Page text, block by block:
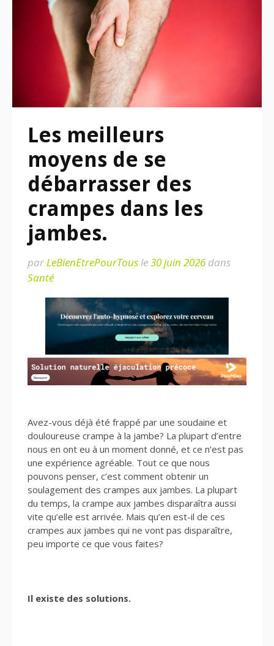
Les meilleurs
moyens de se
débarrasser des
crampes dans les
jambes.
parLeBienEtrePourTousle30 juin 2026dans
Santé
Avez-vous déjà été frappé par une soudaine et
douloureuse crampe à la jambe? La plupart d’entre
nous en ont eu à un moment donné, et ce n’est pas
une expérience agréable. Tout ce que nous
pouvons penser, c’est comment obtenir un
soulagement des crampes aux jambes. La plupart
du temps, la crampe aux jambes disparaîtra aussi
vite qu’elle est arrivée. Mais qu’en est-il de ces
crampes aux jambes qui ne vont pas disparaître,
peu importe ce que vous faites?
Il existe des solutions.